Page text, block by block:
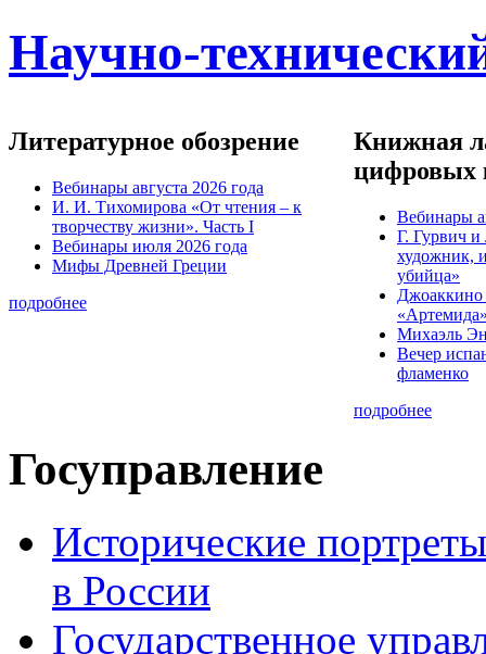
Научно-
Литературное обозрение
Вебинары августа 2026 года
И. И. Тихомирова «От чтения – к
творчеству жизни». Часть I
Вебинары июля 2026 года
Мифы Древней Греции
подробнее
Книжная
цифровых
Вебинары
Г. Гурвич
художник,
убийца»
Михаэль
Вечер
фламенко
подробнее
Госуправление
Исторические
в России
Государственное